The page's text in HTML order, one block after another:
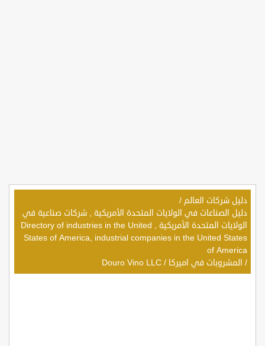
دليل شركات العالم /
دليل الصناعات في الولايات المتحدة الأمريكية , شركات صناعية في
الولايات المتحدة الأمريكية , Directory of industries in the United
States of America, industrial companies in the United States
of America
/ المشروبات في اميركا /
Douro Vino LLC